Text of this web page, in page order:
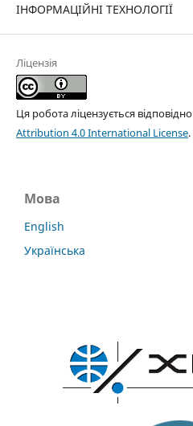
ІНФОРМАЦІЙНІ ТЕХНОЛОГІЇ
Ліцензія
Ця робота ліцензується
Attribution 4.0 International License.
Мова
English
Українська